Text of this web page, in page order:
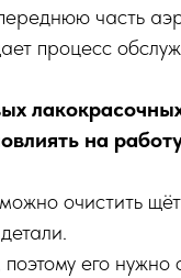
часть
процесс
на
очистить
его нужно